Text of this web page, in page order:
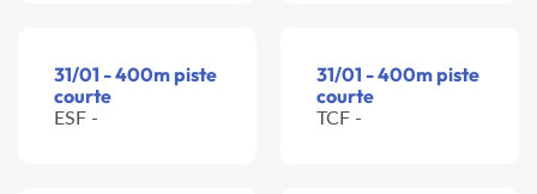
31/01 - 400m piste
courte
ESF -
31/01 - 400m piste
courte
TCF -